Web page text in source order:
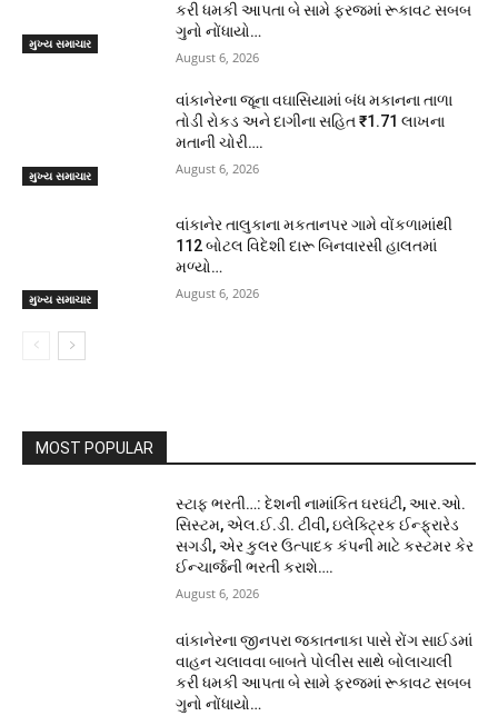
મુખ્ય સમાચાર
કરી ધમકી આપતા બે સામે ફરજમાં રૂકાવટ સબબ
ગુનો નોંધાયો…
August 6, 2026
મુખ્ય સમાચાર
વાંકાનેરના જૂના વઘાસિયામાં બંધ મકાનના તાળા
તોડી રોકડ અને દાગીના સહિત ₹1.71 લાખના
મતાની ચોરી….
August 6, 2026
મુખ્ય સમાચાર
વાંકાનેર તાલુકાના મકતાનપર ગામે વોંકળામાંથી
112 બોટલ વિદેશી દારૂ બિનવારસી હાલતમાં
મળ્યો…
August 6, 2026
MOST POPULAR
સ્ટાફ ભરતી…: દેશની નામાંકિત ઘરઘંટી, આર.ઓ.
સિસ્ટમ, એલ.ઈ.ડી. ટીવી, ઇલેક્ટ્રિક ઈન્ફ્રારેડ
સગડી, એર કુલર ઉત્પાદક કંપની માટે કસ્ટમર કેર
ઈન્ચાર્જની ભરતી કરાશે….
August 6, 2026
વાંકાનેરના જીનપરા જકાતનાકા પાસે રોંગ સાઈડમાં
વાહન ચલાવવા બાબતે પોલીસ સાથે બોલાચાલી
કરી ધમકી આપતા બે સામે ફરજમાં રૂકાવટ સબબ
ગુનો નોંધાયો…